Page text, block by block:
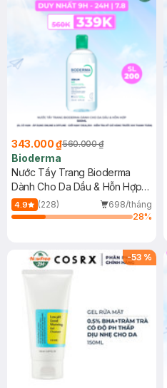
343.000 ₫560.000 ₫
Bioderma
Nước Tẩy Trang Bioderma
Dành Cho Da Dầu & Hỗn Hợp
500ml
4.9 (228)
698/tháng
28%
-53 %